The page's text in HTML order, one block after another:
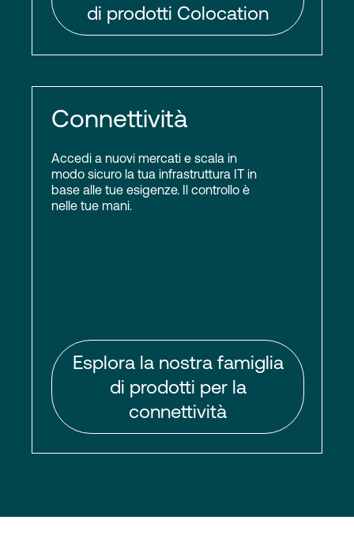
di prodotti Colocation
Connettività
Accedi a nuovi mercati e scala in
modo sicuro la tua infrastruttura IT in
base alle tue esigenze. Il controllo è
nelle tue mani.
Esplora la nostra famiglia
di prodotti per la
connettività